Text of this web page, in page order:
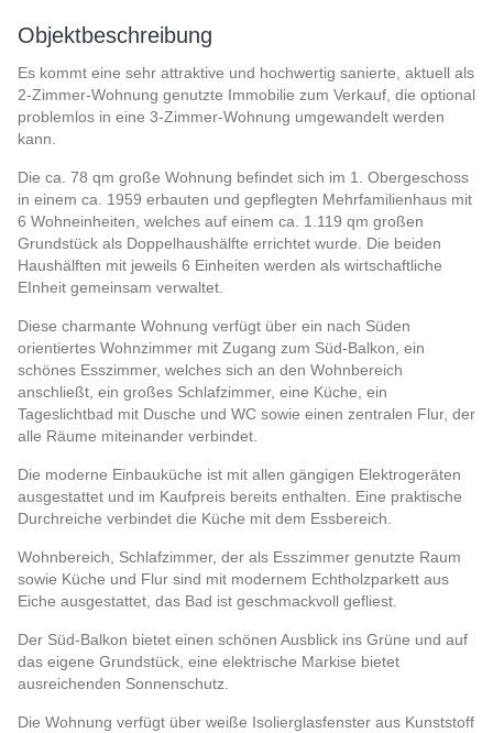
Objektbeschreibung
Es kommt eine sehr attraktive und hochwertig sanierte, aktuell als
2-Zimmer-Wohnung genutzte Immobilie zum Verkauf, die optional
problemlos in eine 3-Zimmer-Wohnung umgewandelt werden
kann.
Die ca. 78 qm große Wohnung befindet sich im 1. Obergeschoss
in einem ca. 1959 erbauten und gepflegten Mehrfamilienhaus mit
6 Wohneinheiten, welches auf einem ca. 1.119 qm großen
Grundstück als Doppelhaushälfte errichtet wurde. Die beiden
Haushälften mit jeweils 6 Einheiten werden als wirtschaftliche
EInheit gemeinsam verwaltet.
Diese charmante Wohnung verfügt über ein nach Süden
orientiertes Wohnzimmer mit Zugang zum Süd-Balkon, ein
schönes Esszimmer, welches sich an den Wohnbereich
anschließt, ein großes Schlafzimmer, eine Küche, ein
Tageslichtbad mit Dusche und WC sowie einen zentralen Flur, der
alle Räume miteinander verbindet.
Die moderne Einbauküche ist mit allen gängigen Elektrogeräten
ausgestattet und im Kaufpreis bereits enthalten. Eine praktische
Durchreiche verbindet die Küche mit dem Essbereich.
Wohnbereich, Schlafzimmer, der als Esszimmer genutzte Raum
sowie Küche und Flur sind mit modernem Echtholzparkett aus
Eiche ausgestattet, das Bad ist geschmackvoll gefliest.
Der Süd-Balkon bietet einen schönen Ausblick ins Grüne und auf
das eigene Grundstück, eine elektrische Markise bietet
ausreichenden Sonnenschutz.
Die Wohnung verfügt über weiße Isolierglasfenster aus Kunststoff